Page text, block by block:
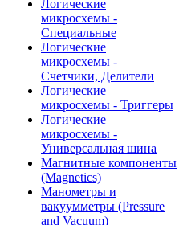
Логические
микросхемы -
Специальные
Логические
микросхемы -
Счетчики, Делители
Логические
микросхемы - Триггеры
Логические
микросхемы -
Универсальная шина
Магнитные компоненты
(Magnetics)
Манометры и
вакуумметры (Pressure
and Vacuum)